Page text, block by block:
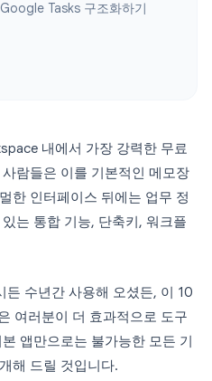
Tasks 구조화하기
내에서 가장 강력한 무료
람들은 이를 기본적인 메모장
한 인터페이스 뒤에는 업무 정
는 통합 기능, 단축키, 워크플
수년간 사용해 오셨든, 이 10
여러분이 더 효과적으로 도구
앱만으로는 불가능한 모든 기
해 드릴 것입니다.